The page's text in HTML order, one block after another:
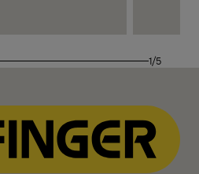
1/5